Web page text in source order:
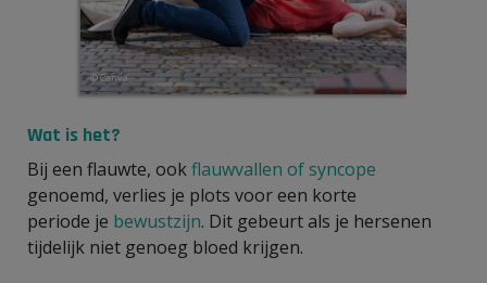
© Canva
Wat is het?
Bij een flauwte, ookflauwvallen of syncope
genoemd, verlies je plots voor een korte
periode je bewustzijn. Dit gebeurt als je hersenen
tijdelijk niet genoeg bloed krijgen.